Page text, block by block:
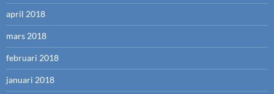
april 2018
mars 2018
februari 2018
januari 2018